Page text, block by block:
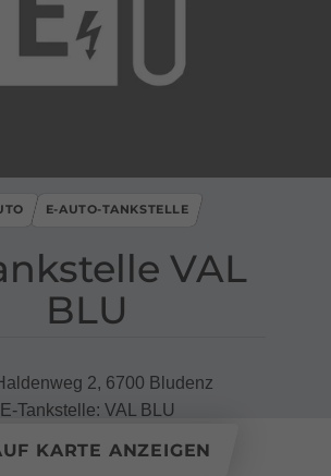
VAL
BLU
E-AUTO-TANKSTELLE
2, 6700 Bludenz
E-Tankstelle: VAL BLU
KARTE ANZEIGEN